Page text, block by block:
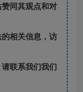
同其观点和对
相关信息，访
联系我们我们